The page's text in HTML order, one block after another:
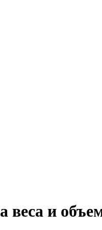
веса и